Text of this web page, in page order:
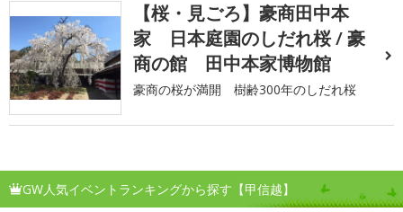
【桜・見ごろ】豪商田中本
家 日本庭園のしだれ桜 / 豪
商の館 田中本家博物館
豪商の桜が満開 樹齢300年のしだれ桜
GW人気イベントランキングから探す【甲信越】